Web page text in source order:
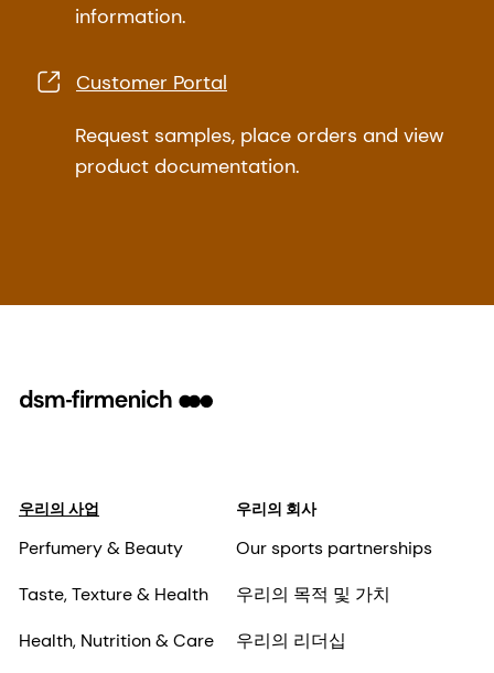
information.
Customer Portal
Request samples, place orders and view
product documentation.
우리의 사업
Perfumery & Beauty
Taste, Texture & Health
Health, Nutrition & Care
우리의 회사
Our sports partnerships
우리의 목적 및 가치
우리의 리더십